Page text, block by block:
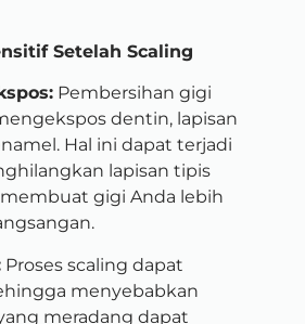
Setelah Scaling
Pembersihan gigi
dentin, lapisan
Hal ini dapat terjadi
lapisan tipis
gigi Anda lebih
Proses scaling dapat
menyebabkan
meradang dapat